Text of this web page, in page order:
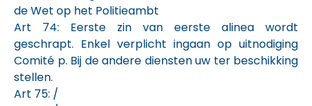
de Wet op het Politieambt
Art 74: Eerste zin van eerste alinea wordt
geschrapt. Enkel verplicht ingaan op uitnodiging
Comité p. Bij de andere diensten uw ter beschikking
stellen.
Art 75: /